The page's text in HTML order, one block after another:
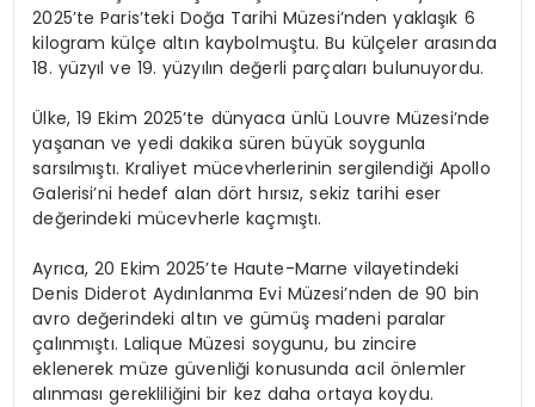
2025’te Paris’teki Doğa Tarihi Müzesi’nden yaklaşık 6
kilogram külçe altın kaybolmuştu. Bu külçeler arasında
18. yüzyıl ve 19. yüzyılın değerli parçaları bulunuyordu.
Ülke, 19 Ekim 2025’te dünyaca ünlü Louvre Müzesi’nde
yaşanan ve yedi dakika süren büyük soygunla
sarsılmıştı. Kraliyet mücevherlerinin sergilendiği Apollo
Galerisi’ni hedef alan dört hırsız, sekiz tarihi eser
değerindeki mücevherle kaçmıştı.
Ayrıca, 20 Ekim 2025’te Haute-Marne vilayetindeki
Denis Diderot Aydınlanma Evi Müzesi’nden de 90 bin
avro değerindeki altın ve gümüş madeni paralar
çalınmıştı. Lalique Müzesi soygunu, bu zincire
eklenerek müze güvenliği konusunda acil önlemler
alınması gerekliliğini bir kez daha ortaya koydu.